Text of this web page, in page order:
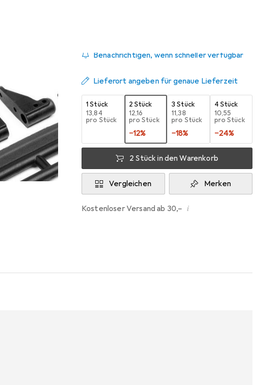
Benachrichtigen, wenn schneller verfügbar
Lieferort angeben für genaue Lieferzeit
1 Stück
EUR
13,84
pro Stück
2 Stück
EUR
12,16
pro Stück
−12%
3 Stück
EUR
11,38
pro Stück
−18%
4 Stück
EUR
10,55
pro Stück
−24%
2 Stück in den Warenkorb
Vergleichen Merken
Kostenloser Versand ab 30,– i